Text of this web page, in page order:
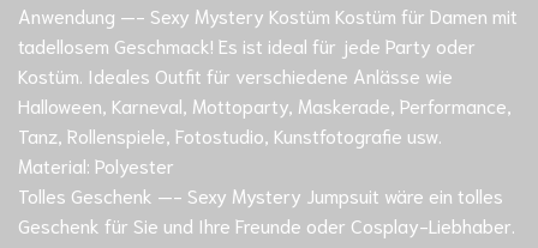
Anwendung —- Sexy Mystery Kostüm Kostüm für Damen mit
tadellosem Geschmack! Es ist ideal für jede Party oder
Kostüm. Ideales Outfit für verschiedene Anlässe wie
Halloween, Karneval, Mottoparty, Maskerade, Performance,
Tanz, Rollenspiele, Fotostudio, Kunstfotografie usw.
Material: Polyester
Tolles Geschenk —- Sexy Mystery Jumpsuit wäre ein tolles
Geschenk für Sie und Ihre Freunde oder Cosplay-Liebhaber.